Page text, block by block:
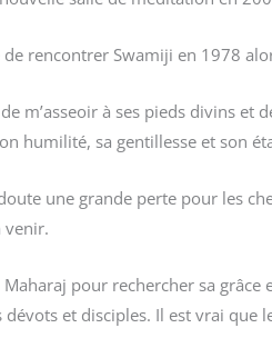
rencontrer Swamiji en 1978
de m’asseoir à ses pieds divins
humilité, sa gentillesse et son
une grande perte pour les
venir.
pour rechercher sa
et disciples. Il est vrai